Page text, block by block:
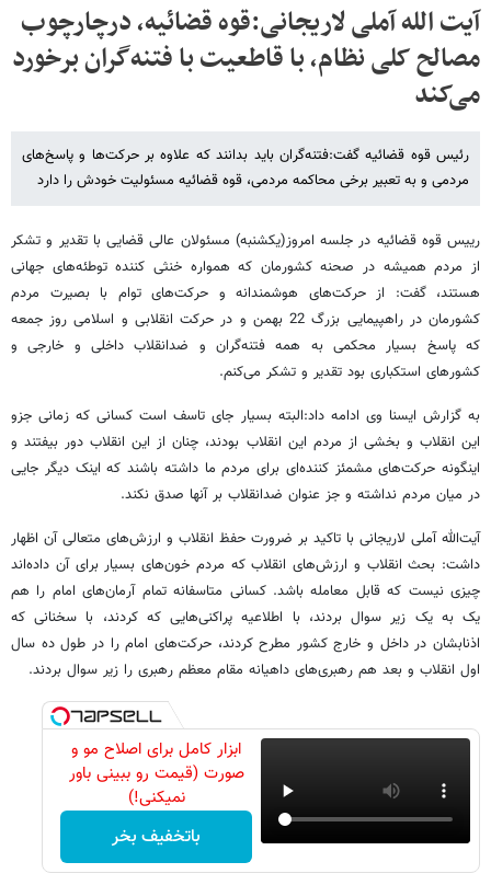
آیت الله آملی لاریجانی:قوه قضائیه، درچارچوب
مصالح کلی نظام، با قاطعیت با فتنه‌گران برخورد
می‌کند
رئیس قوه قضائیه گفت:فتنه‌گران باید بدانند که علاوه بر حرکت‌ها و پاسخ‌های
مردمی و به تعبیر برخی محاکمه مردمی، قوه قضائیه مسئولیت خودش را دارد
رییس قوه قضائیه در جلسه امروز(یکشنبه) مسئولان عالی قضایی با تقدیر و تشکر
از مردم همیشه در صحنه کشورمان که همواره خنثی کننده توطئه‌های جهانی
هستند، گفت: از حرکت‌های هوشمندانه و حرکت‌های توام با بصیرت مردم
کشورمان در راهپیمایی بزرگ 22 بهمن و در حرکت انقلابی و اسلامی روز جمعه
که پاسخ بسیار محکمی به همه فتنه‌گران و ضدانقلاب داخلی و خارجی و
کشورهای استکباری بود تقدیر و تشکر می‌کنم.
به گزارش ایسنا وی ادامه داد:البته بسیار جای تاسف است کسانی که زمانی جزو
این انقلاب و بخشی از مردم این انقلاب بودند، چنان از این انقلاب دور بیفتند و
اینگونه حرکت‌های مشمئز کننده‌ای برای مردم ما داشته باشند که اینک دیگر جایی
در میان مردم نداشته و جز عنوان ضدانقلاب بر آنها صدق نکند.
آیت‌الله آملی لاریجانی با تاکید بر ضرورت حفظ انقلاب و ارزش‌های متعالی آن اظهار
داشت: بحث انقلاب و ارزش‌های انقلاب که مردم خو‌ن‌های بسیار برای آن داده‌اند
چیزی نیست که قابل معامله باشد. کسانی متاسفانه تمام آرمان‌های امام را هم
یک به یک زیر سوال بردند، با اطلاعیه پراکنی‌هایی که کردند، با سخنانی که
اذنابشان در داخل و خارج کشور مطرح کردند، حرکت‌های امام را در طول ده سال
اول انقلاب و بعد هم رهبری‌های داهیانه مقام معظم رهبری را زیر سوال بردند.
ابزار کامل برای اصلاح مو و
صورت (قیمت رو ببینی باور
نمیکنی!)
باتخفیف بخر